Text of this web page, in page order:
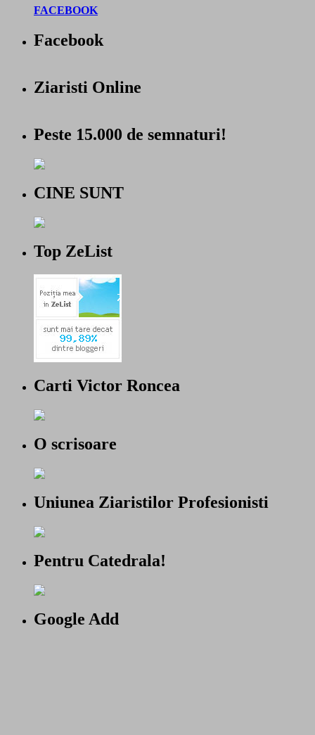
FACEBOOK
Facebook
Ziaristi Online
Peste 15.000 de semnaturi!
CINE SUNT
Top ZeList
Carti Victor Roncea
O scrisoare
Uniunea Ziaristilor Profesionisti
Pentru Catedrala!
Google Add